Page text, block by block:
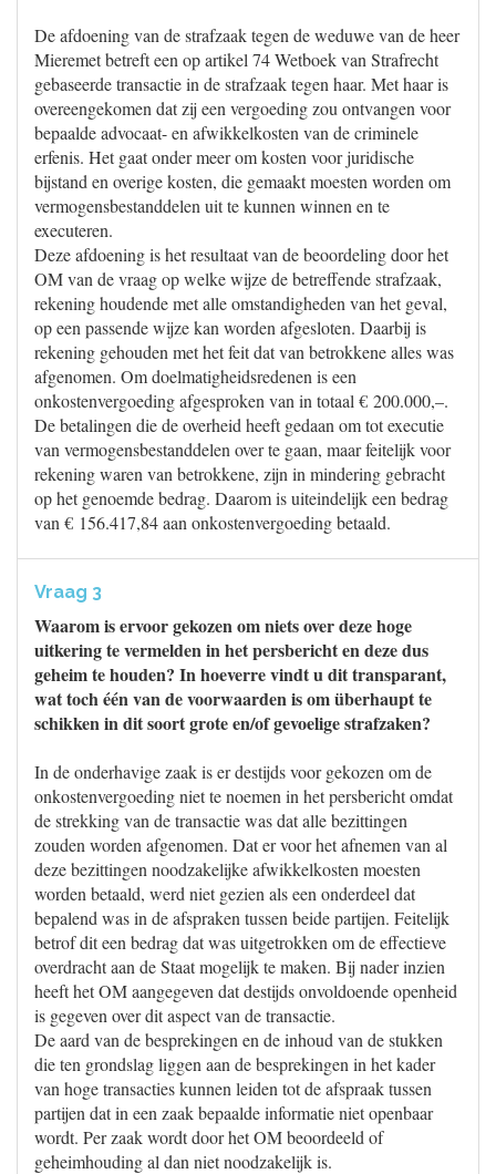
De afdoening van de strafzaak tegen de weduwe van de heer
Mieremet betreft een op artikel 74 Wetboek van Strafrecht
gebaseerde transactie in de strafzaak tegen haar. Met haar is
overeengekomen dat zij een vergoeding zou ontvangen voor
bepaalde advocaat- en afwikkelkosten van de criminele
erfenis. Het gaat onder meer om kosten voor juridische
bijstand en overige kosten, die gemaakt moesten worden om
vermogensbestanddelen uit te kunnen winnen en te
executeren.
Deze afdoening is het resultaat van de beoordeling door het
OM van de vraag op welke wijze de betreffende strafzaak,
rekening houdende met alle omstandigheden van het geval,
op een passende wijze kan worden afgesloten. Daarbij is
rekening gehouden met het feit dat van betrokkene alles was
afgenomen. Om doelmatigheidsredenen is een
onkostenvergoeding afgesproken van in totaal € 200.000,–.
De betalingen die de overheid heeft gedaan om tot executie
van vermogensbestanddelen over te gaan, maar feitelijk voor
rekening waren van betrokkene, zijn in mindering gebracht
op het genoemde bedrag. Daarom is uiteindelijk een bedrag
van € 156.417,84 aan onkostenvergoeding betaald.
Vraag 3
Waarom is ervoor gekozen om niets over deze hoge
uitkering te vermelden in het persbericht en deze dus
geheim te houden? In hoeverre vindt u dit transparant,
wat toch één van de voorwaarden is om überhaupt te
schikken in dit soort grote en/of gevoelige strafzaken?
In de onderhavige zaak is er destijds voor gekozen om de
onkostenvergoeding niet te noemen in het persbericht omdat
de strekking van de transactie was dat alle bezittingen
zouden worden afgenomen. Dat er voor het afnemen van al
deze bezittingen noodzakelijke afwikkelkosten moesten
worden betaald, werd niet gezien als een onderdeel dat
bepalend was in de afspraken tussen beide partijen. Feitelijk
betrof dit een bedrag dat was uitgetrokken om de effectieve
overdracht aan de Staat mogelijk te maken. Bij nader inzien
heeft het OM aangegeven dat destijds onvoldoende openheid
is gegeven over dit aspect van de transactie.
De aard van de besprekingen en de inhoud van de stukken
die ten grondslag liggen aan de besprekingen in het kader
van hoge transacties kunnen leiden tot de afspraak tussen
partijen dat in een zaak bepaalde informatie niet openbaar
wordt. Per zaak wordt door het OM beoordeeld of
geheimhouding al dan niet noodzakelijk is.